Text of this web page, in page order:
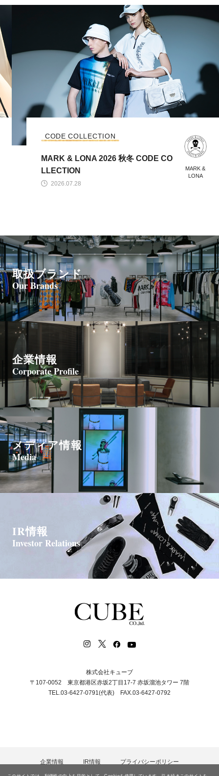
MARK &
LONA
2026.07.28
CODE COLLECTION
MARK & LONA 2026 秋冬 CODE CO
LLECTION
取扱ブランド
Our Brands
企業情報
Corporate Profile
メディア情報
Media
IR情報
Investor Relations
株式会社キューブ
〒107-0052 東京都港区赤坂2丁目17-7 赤坂溜池タワー 7階
TEL.03-6427-0791(代表) FAX.03-6427-0792
企業情報 IR情報
プライバシーポリシー
カスタマーハラスメント等に対する基本方針